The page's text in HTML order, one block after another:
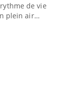
de vie !
plein air…